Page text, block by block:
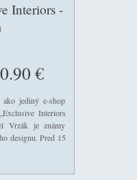
Interiors -
€
jediný e-shop
Interiors
Vrzák je známy
designu. Pred 15